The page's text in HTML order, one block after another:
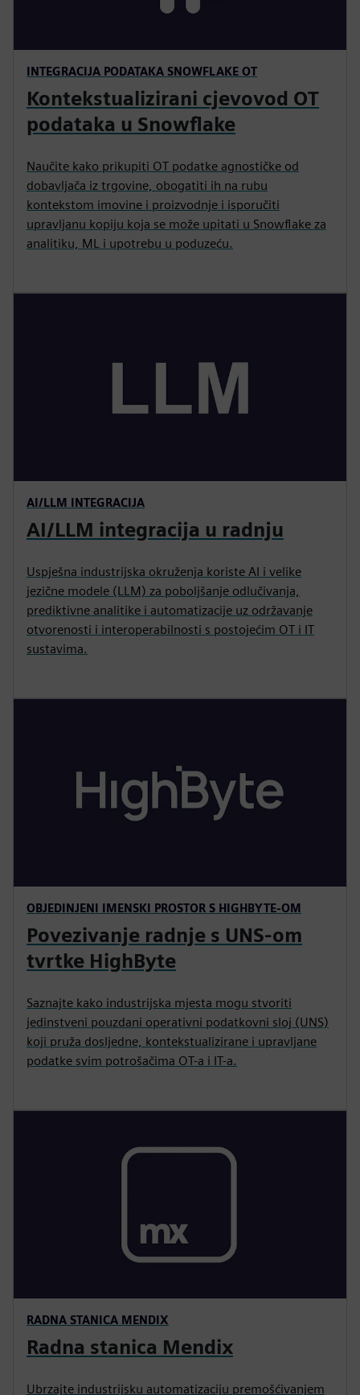
INTEGRACIJA PODATAKA SNOWFLAKE OT
Kontekstualizirani cjevovod OT
podataka u Snowflake
Naučite kako prikupiti OT podatke agnostičke od
dobavljača iz trgovine, obogatiti ih na rubu
kontekstom imovine i proizvodnje i isporučiti
upravljanu kopiju koja se može upitati u Snowflake za
analitiku, ML i upotrebu u poduzeću.
AI/LLM INTEGRACIJA
AI/LLM integracija u radnju
Uspješna industrijska okruženja koriste AI i velike
jezične modele (LLM) za poboljšanje odlučivanja,
prediktivne analitike i automatizacije uz održavanje
otvorenosti i interoperabilnosti s postojećim OT i IT
sustavima.
OBJEDINJENI IMENSKI PROSTOR S HIGHBYTE-OM
Povezivanje radnje s UNS-om
tvrtke HighByte
Saznajte kako industrijska mjesta mogu stvoriti
jedinstveni pouzdani operativni podatkovni sloj (UNS)
koji pruža dosljedne, kontekstualizirane i upravljane
podatke svim potrošačima OT-a i IT-a.
RADNA STANICA MENDIX
Radna stanica Mendix
Ubrzajte industrijsku automatizaciju premošćivanjem